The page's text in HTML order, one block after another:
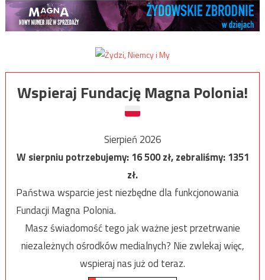
Wspieraj Fundację Magna Polonia!
Sierpień 2026
W sierpniu potrzebujemy:16 500zł, zebraliśmy:1351
zł.
Państwa wsparcie jest niezbędne dla funkcjonowania
Fundacji Magna Polonia.
Masz świadomość tego jak ważne jest przetrwanie
niezależnych ośrodków medialnych? Nie zwlekaj więc,
wspieraj nas już od teraz.